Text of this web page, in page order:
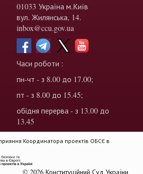
01033 Україна м.Київ
вул. Жилянська, 14.
inbox@ccu.gov.ua
Часи роботи :
пн-чт - з 8.00 до 17.00;
пт - з 8.00 до 15.45;
обідня перерва - з 13.00 до
13.45
Координатора проектів ОБСЄ в
© 2026 Конституційний Суд України